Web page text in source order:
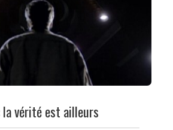
la vérité est ailleurs